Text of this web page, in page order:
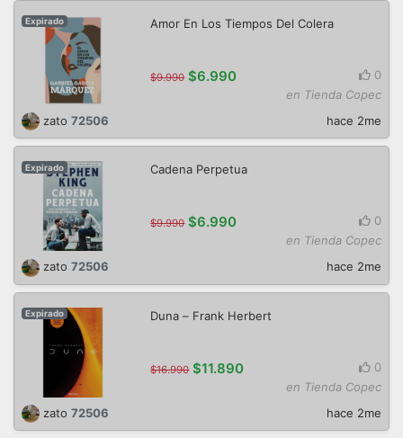
Expirado Amor En Los Tiempos Del Colera
$9.990 $6.990
0
en Tienda Copec
zato 72506 hace 2me
Expirado Cadena Perpetua
$9.990 $6.990
0
en Tienda Copec
zato 72506 hace 2me
Expirado Duna – Frank Herbert
$16.990 $11.890
0
en Tienda Copec
zato 72506 hace 2me